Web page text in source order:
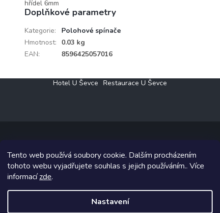
Tento web používá soubory cookie. Dalším procházením
tohoto webu vyjadřujete souhlas s jejich používáním.. Více
informacízde.
Nastavení
hřídel 6mm
Doplňkové parametry
Kategorie:
Polohové spínače
Hmotnost:
0.03 kg
EAN: 8596425057016
Hotel U Ševce Restaurace U Ševce
Copyright 2026Elektro Klesný s.r.o.. Všechna práva vyhrazena.
Grafický návrh vytvořil a na Shoptet implementoval
Shoptetak.cz.